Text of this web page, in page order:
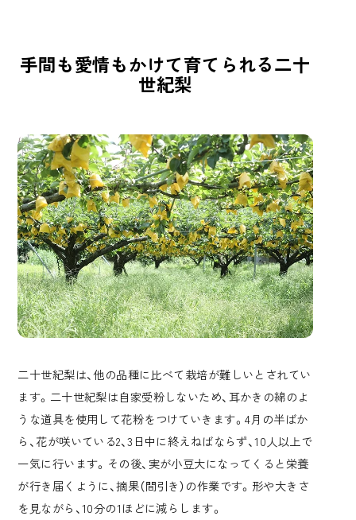
手間も愛情もかけて育てられる二十
世紀梨
二十世紀梨は、他の品種に比べて栽培が難しいとされてい
ます。二十世紀梨は自家受粉しないため、耳かきの綿のよ
うな道具を使用して花粉をつけていきます。4月の半ばか
ら、花が咲いている2、3日中に終えねばならず、10人以上で
一気に行います。その後、実が小豆大になってくると栄養
が行き届くように、摘果（間引き）の作業です。形や大きさ
を見ながら、10分の1ほどに減らします。